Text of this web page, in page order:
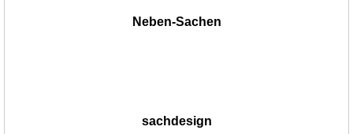
Neben-Sachen
sachdesign